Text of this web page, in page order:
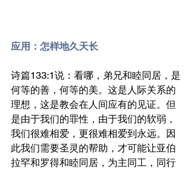
应用：怎样地久天长
诗篇133:1说：看哪，弟兄和睦同居，是
何等的善，何等的美。这是人际关系的
理想，这是教会在人间应有的见证。但
是由于我们的罪性，由于我们的软弱，
我们很难相爱，更很难相爱到永远。因
此我们需要圣灵的帮助，才可能让亚伯
拉罕和罗得和睦同居，为主同工，同行